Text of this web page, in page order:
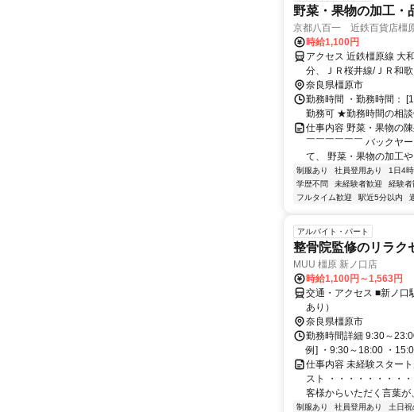
野菜・果物の加工・
京都八百一 近鉄百貨店橿
時給1,100円
アクセス 近鉄橿原線 大
分、ＪＲ桜井線/ＪＲ和
奈良県橿原市
勤務時間 ・勤務時間：
勤務可 ★勤務時間の相
仕事内容 野菜・果物の
￣￣￣￣￣￣ バックヤ
て、 野菜・果物の加工
制服あり 社員登用あり 1日4
学歴不問
未経験者歓迎 経験者
フルタイム歓迎
駅近5分以内
アルバイト・パート
整骨院監修のリラク
MUU 橿原 新ノ口店
時給1,100円～1,563円
交通・アクセス ■新ノ口
あり）
奈良県橿原市
勤務時間詳細 9:30～
例] ・9:30～18:00 ・
仕事内容 未経験スター
スト ・・・・・・・・
客様からいただく言葉
制服あり 社員登用あり 土日